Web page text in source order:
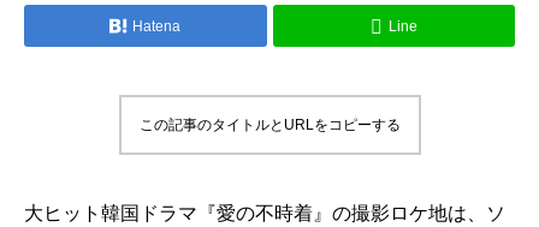
Hatena Line
この記事のタイトルとURLをコピーする
大ヒット韓国ドラマ『愛の不時着』の撮影ロケ地は、ソ